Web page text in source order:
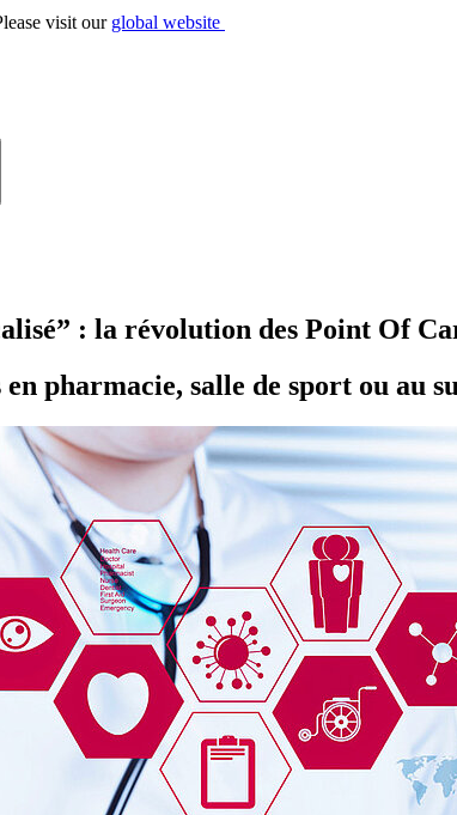
visit our global website
: la révolution des Point Of
en pharmacie, salle de sport ou au